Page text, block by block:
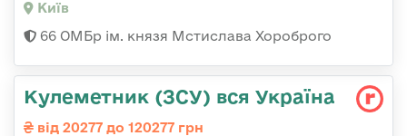
Київ
66 ОМБр ім. князя Мстислава Хороброго
Кулеметник (ЗСУ) вся Україна
від 20277 до 120277 грн